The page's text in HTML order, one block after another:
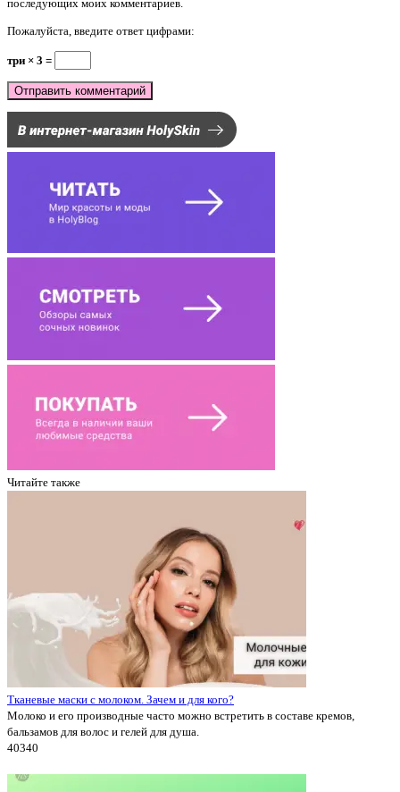
последующих моих комментариев.
Пожалуйста, введите ответ цифрами:
три × 3 =
Читайте также
Тканевые маски с молоком. Зачем и для кого?
Молоко и его производные часто можно встретить в составе кремов,
бальзамов для волос и гелей для душа.
40340